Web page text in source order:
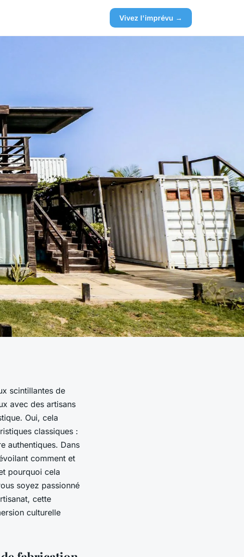
Vivez l'imprévu →
scintillantes de
avec des artisans
Oui, cela
classiques :
authentiques. Dans
comment et
pourquoi cela
soyez passionné
cette
culturelle